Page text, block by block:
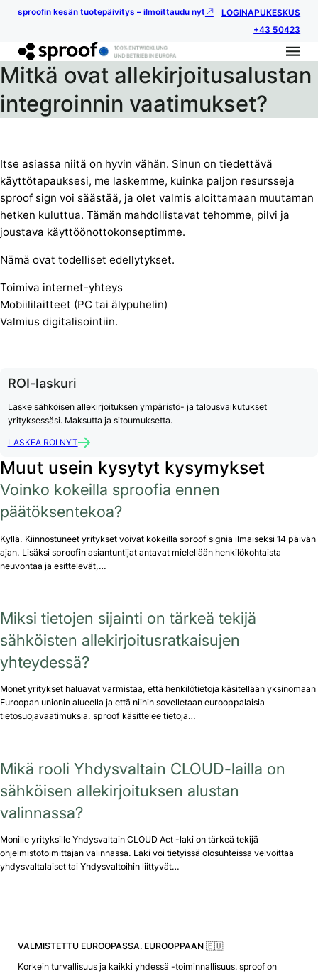
sproofin kesän tuotepäivitys – ilmoittaudu nyt LOGINAPUKESKUS
+43 50423
Mitkä ovat allekirjoitusalustan
integroinnin vaatimukset?
Itse asiassa niitä on hyvin vähän. Sinun on tiedettävä
käyttötapauksesi, me laskemme, kuinka paljon resursseja
sproof sign voi säästää, ja olet valmis aloittamaan muutaman
hetken kuluttua. Tämän mahdollistavat tehomme, pilvi ja
joustava käyttöönottokonseptimme.
Nämä ovat todelliset edellytykset.
Toimiva internet-yhteys
Mobiililaitteet (PC tai älypuhelin)
Valmius digitalisointiin.
ROI-laskuri
Laske sähköisen allekirjoituksen ympäristö- ja talousvaikutukset
yrityksessäsi. Maksutta ja sitoumuksetta.
LASKEA ROI NYT
Muut usein kysytyt kysymykset
Voinko kokeilla sproofia ennen
päätöksentekoa?
Kyllä. Kiinnostuneet yritykset voivat kokeilla sproof signia ilmaiseksi 14 päivän
ajan. Lisäksi sproofin asiantuntijat antavat mielellään henkilökohtaista
neuvontaa ja esittelevät,…
Miksi tietojen sijainti on tärkeä tekijä
sähköisten allekirjoitusratkaisujen
yhteydessä?
Monet yritykset haluavat varmistaa, että henkilötietoja käsitellään yksinomaan
Euroopan unionin alueella ja että niihin sovelletaan eurooppalaisia
tietosuojavaatimuksia. sproof käsittelee tietoja…
Mikä rooli Yhdysvaltain CLOUD-lailla on
sähköisen allekirjoituksen alustan
valinnassa?
Monille yrityksille Yhdysvaltain CLOUD Act -laki on tärkeä tekijä
ohjelmistotoimittajan valinnassa. Laki voi tietyissä olosuhteissa velvoittaa
yhdysvaltalaiset tai Yhdysvaltoihin liittyvät…
VALMISTETTU EUROOPASSA. EUROOPPAAN 🇪🇺
Korkein turvallisuus ja kaikki yhdessä -toiminnallisuus. sproof on